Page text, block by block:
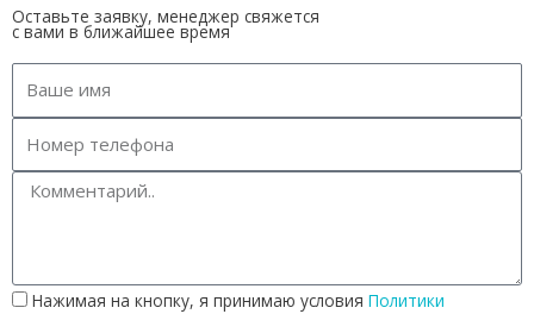
Оставьте заявку, менеджер свяжется
с вами в ближайшее время
Нажимая на кнопку, я принимаю условия Политики